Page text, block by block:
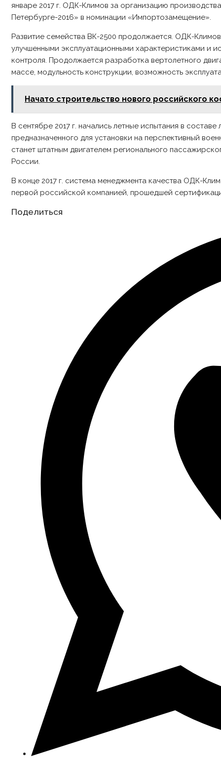
январе 2017 г. ОДК-Климов за организацию
Петербурге-2016» в номинации «Импортозамещение».
Развитие семейства ВК-2500 продолжается. ОДК-
улучшенными эксплуатационными характеристиками и
контроля. Продолжается разработка вертолетного
массе, модульность конструкции, возможность
Начато строительство нового российского
В сентябре 2017 г. начались летные испытания в
предназначенного для установки на перспективный
станет штатным двигателем регионального
России.
В конце 2017 г. система менеджмента качества ОДК-
первой российской компанией, прошедшей
Поделиться